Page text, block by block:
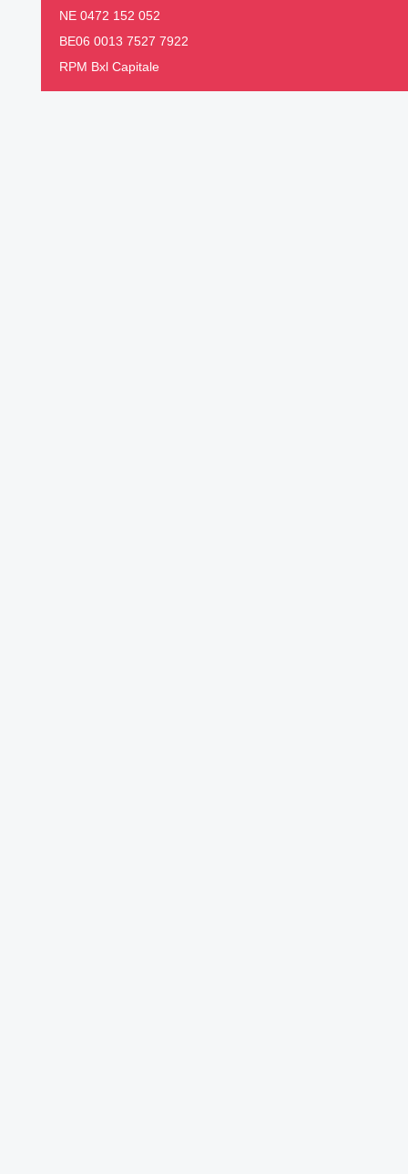
NE 0472 152 052
BE06 0013 7527 7922
RPM Bxl Capitale